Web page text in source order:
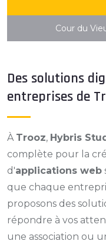
Cour du
Des solutions
entreprises de
À Trooz, Hybris
complète pour la
d'applications web
que chaque
proposons des
répondre à vos
une association ou